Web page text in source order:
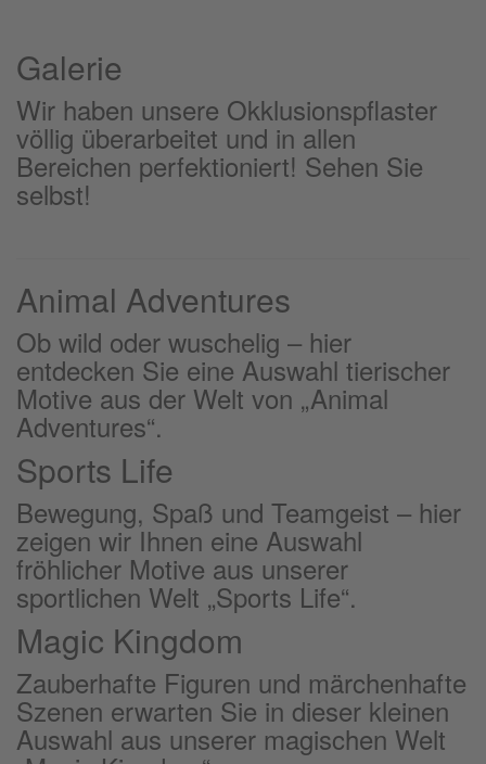
Galerie
Wir haben unsere Okklusionspflaster
völlig überarbeitet und in allen
Bereichen perfektioniert! Sehen Sie
selbst!
Animal Adventures
Ob wild oder wuschelig – hier
entdecken Sie eine Auswahl tierischer
Motive aus der Welt von „Animal
Adventures“.
Sports Life
Bewegung, Spaß und Teamgeist – hier
zeigen wir Ihnen eine Auswahl
fröhlicher Motive aus unserer
sportlichen Welt „Sports Life“.
Magic Kingdom
Zauberhafte Figuren und märchenhafte
Szenen erwarten Sie in dieser kleinen
Auswahl aus unserer magischen Welt